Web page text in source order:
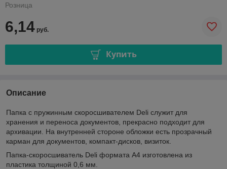
Розница
6,14 руб.
Купить
Описание
Папка с пружинным скоросшивателем Deli служит для
хранения и переноса документов, прекрасно подходит для
архивации. На внутренней стороне обложки есть прозрачный
карман для документов, компакт-дисков, визиток.
Папка-скоросшиватель Deli формата А4 изготовлена из
пластика толщиной 0,6 мм.